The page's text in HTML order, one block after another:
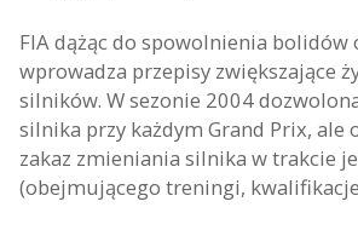
FIA dążąc do spowolnienia
wprowadza przepisy zwiększające
silników. W sezonie 2004
silnika przy każdym Grand Prix, ale
zakaz zmieniania silnika w trakcie
(obejmującego treningi,